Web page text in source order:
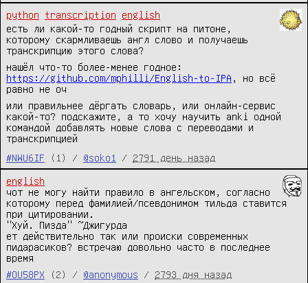
python transcription
english
есть ли какой-то годный скрипт на питоне,
которому скармливаешь англ слово и получаешь
транскрипцию этого слова?
нашёл что-то более-менее годное:
https://github.com/mphilli/English-to-IPA , но всё
равно не оч
или правильнее дёргать словарь, или онлайн-сервис
какой-то? подскажите, а то хочу научить anki одной
командой добавлять новые слова с переводами и
транскрипцией
#NWU6IF
(1) / @soko1 / 2791 день назад
english
чот не могу найти правило в ангельском, согласно
которому перед фамилией/псевдонимом тильда ставится
при цитировании.
"Хуй. Пизда" ~Джигурда
ет действительно так или происки современных
пидарасиков? встречаю довольно часто в последнее
время
#OU58PX
(2) / @anonymous / 2793 дня назад